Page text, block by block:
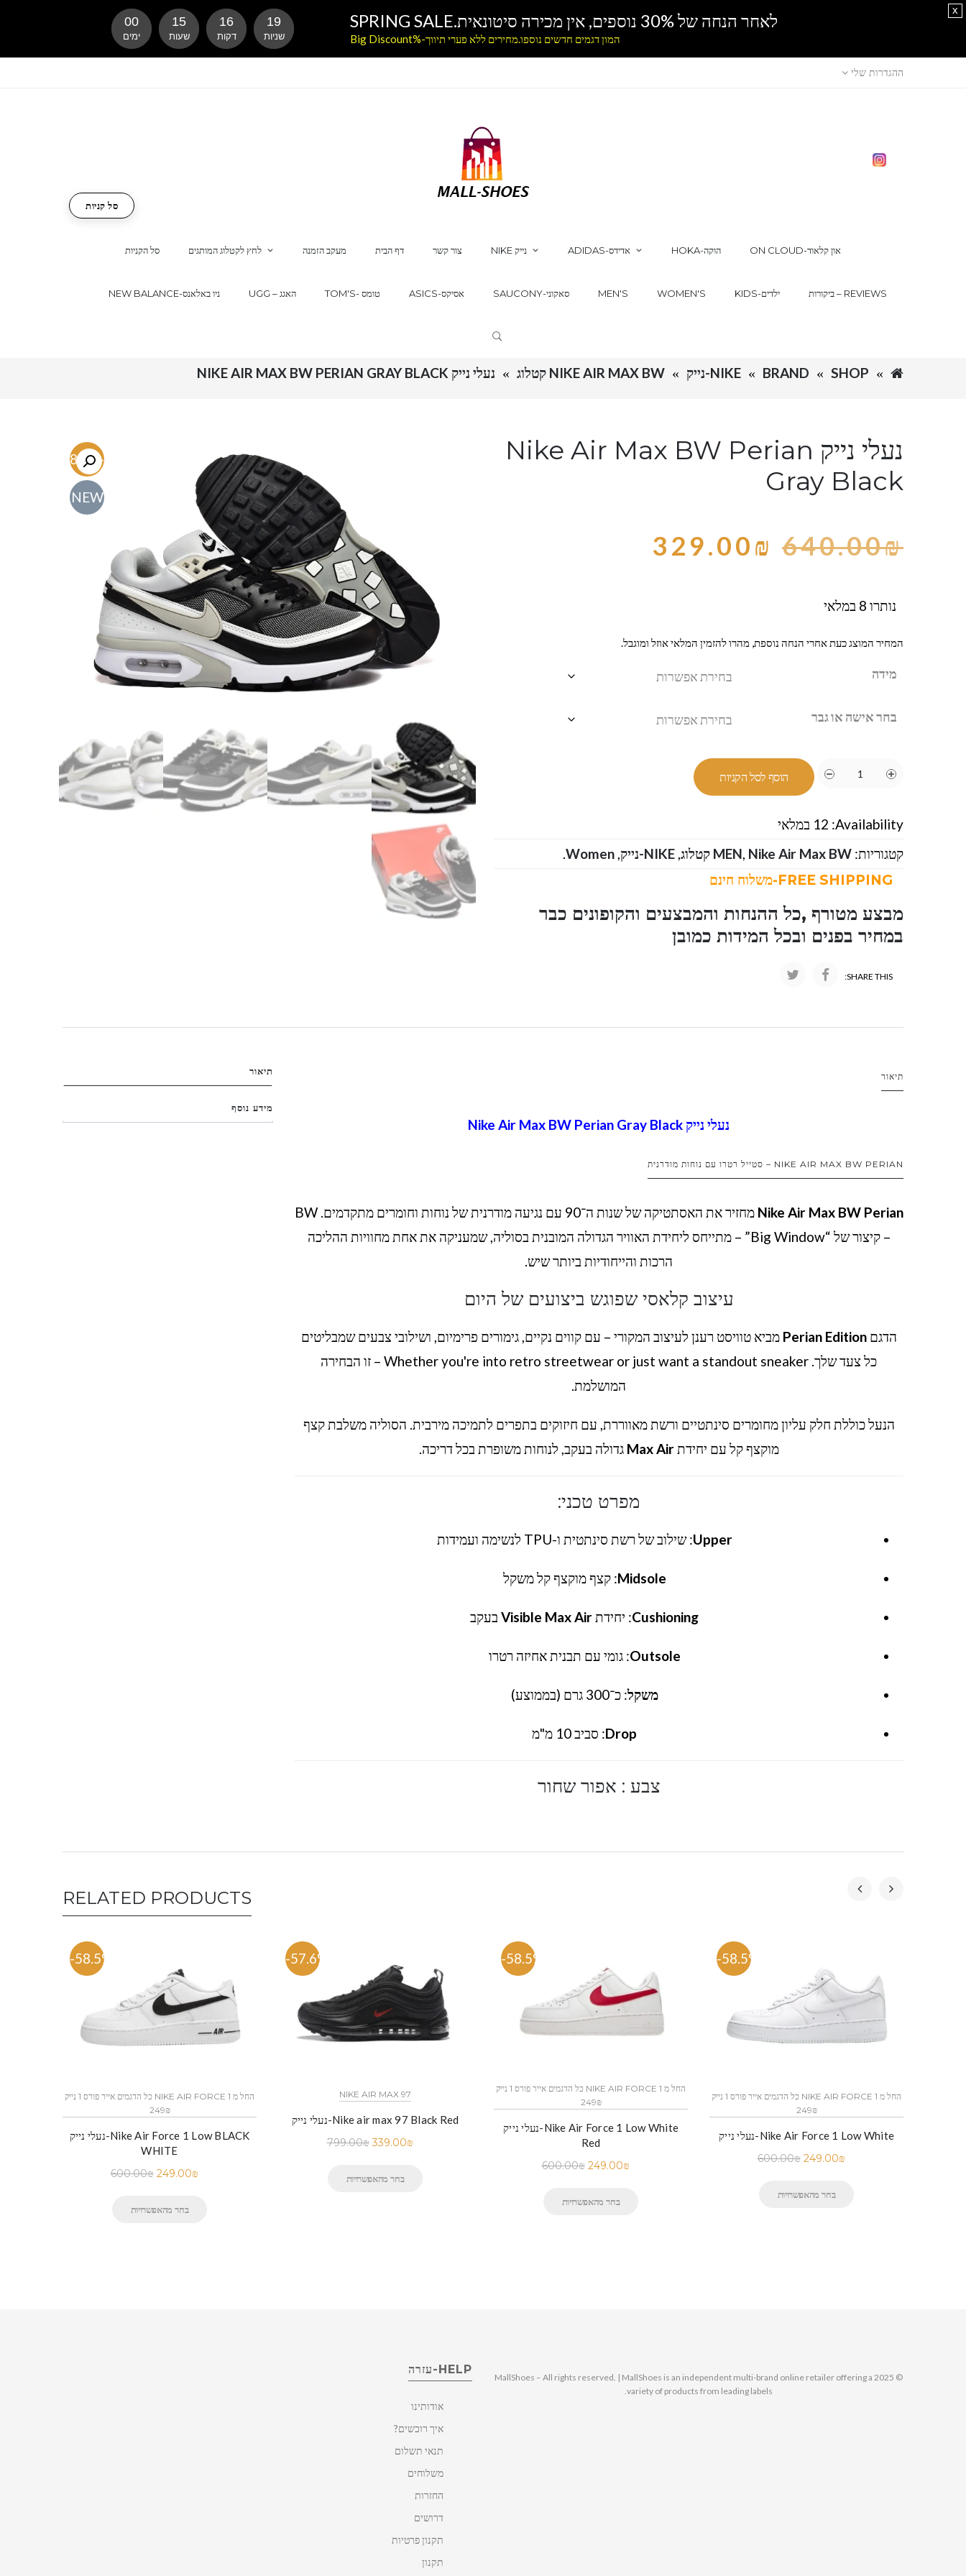
ההגדרות שלי
סל הקניות לחץ לקטלוג המותגים מעקב הזמנה דף הבית צור קשר NIKE נייק ADIDAS-אדידס HOKA-הוקה ON CLOUD-און קלאוד
NEW BALANCE-ניו באלאנס UGG – האגג TOM'S- טומס ASICS-אסיקס SAUCONY-סאקוני MEN'S WOMEN'S KIDS-ילדים ביקורות – REVIEWS
סל קניות
SHOP
BRAND NIKE-נייק NIKE AIR MAX BW קטלוג נעלי נייק NIKE AIR MAX BW PERIAN GRAY BLACK
-48.6%
NEW
נעלי נייק Nike Air Max BW Perian
Gray Black
640.00₪
329.00₪
נותרו 8 במלאי
המחיר המוצג כעת אחרי הנחה נוספת, מהרו להזמין המלאי אוזל ומוגבל.
מידה
בחר אישה או גבר
הוסף לסל הקניות
Availability: 12 במלאי
קטגוריות:
MEN, Nike Air Max BW קטלוג ,NIKE-נייק ,
Women
.
מבצע מטורף ,כל ההנחות והמבצעים והקופונים כבר
במחיר בפנים ובכל המידות כמובן
SHARE THIS:
תיאור
מידע נוסף
תיאור
נעלי נייק Nike Air Max BW Perian Gray Black
NIKE AIR MAX BW PERIAN – סטייל רטרו עם נוחות מודרנית
Nike Air Max BW Perian
מחזיר את האסתטיקה של שנות ה־90 עם נגיעה מודרנית של נוחות וחומרים מתקדמים. BW
– קיצור של “Big Window” – מתייחס ליחידת האוויר הגדולה המובנית בסוליה, שמעניקה את אחת מחוויות ההליכה
הרכות והייחודיות ביותר שיש.
עיצוב קלאסי שפוגש ביצועים של היום
הדגםPerian Edition מביא טוויסט רענן לעיצוב המקורי – עם קווים נקיים, גימורים פרימיום, ושילובי צבעים שמבליטים
כל צעד שלך. Whether you're into retro streetwear or just want a standout sneaker – זו הבחירה
המושלמת.
הנעל כוללת חלק עליון מחומרים סינתטיים ורשת מאווררת, עם חיזוקים בתפרים לתמיכה מירבית. הסוליה משלבת קצף
מוקצף קל עם יחידתMax Air גדולה בעקב, לנוחות משופרת בכל דריכה.
מפרט טכני:
Upper: שילוב של רשת סינתטית ו-TPU לנשימה ועמידות
Midsole: קצף מוקצף קל משקל
Cushioning: יחידתVisible Max Airבעקב
Outsole: גומי עם תבנית אחיזה רטרו
משקל: כ־300 גרם (בממוצע)
Drop: סביב 10 מ"מ
צבע : אפור שחור
RELATED PRODUCTS
-58.5%
כל הדגמים אייר פורס 1 נייק NIKE AIR FORCE 1 החל מ
249₪
נעלי נייק-Nike Air Force 1 Low BLACK
WHITE
600.00₪ 249.00₪
בחר מהאפשרויות
-57.6%
NIKE AIR MAX 97
נעלי נייק-Nike air max 97 Black Red
799.00₪ 339.00₪
בחר מהאפשרויות
-58.5%
כל הדגמים אייר פורס 1 נייק NIKE AIR FORCE 1 החל מ
249₪
נעלי נייק-Nike Air Force 1 Low White
Red
600.00₪ 249.00₪
בחר מהאפשרויות
-58.5%
כל הדגמים אייר פורס 1 נייק NIKE AIR FORCE 1 החל מ
249₪
נעלי נייק-Nike Air Force 1 Low White
600.00₪ 249.00₪
בחר מהאפשרויות
HELP-עזרה
אודותינו
איך רוכשים?
תנאי תשלום
משלוחים
החזרות
דרושים
תקנון פרטיות
תקנון
© 2025 MallShoes – All rights reserved. | MallShoes is an independent multi-brand online retailer offering a
variety of products from leading labels.
לאחר הנחה של 30% נוספים, אין מכירה סיטונאית.SPRING SALE
המון דגמים חדשים נוספו.מחירים ללא פערי תיווך-%Big Discount
00
ימים
15
שעות
16
דקות
18
שניות
x